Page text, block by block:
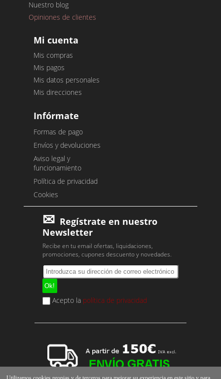
Nuestro blog
Opiniones de clientes
Mi cuenta
Mis compras
Mis pagos
Mis datos personales
Mis direcciones
Infórmate
Formas de pago
Envíos y devoluciones
Aviso legal y
funcionamiento
Política de privacidad
Cookies
Regístrate en nuestro
Newsletter
Recibe en tu email ofertas, liquidaciones,
promociones, cupones descuento y novedades.
Acepto la política de privacidad